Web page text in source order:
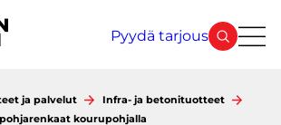
Pyydä tarjous
ja palvelut
Infra- ja betonituotteet
pohjarenkaat kourupohjalla